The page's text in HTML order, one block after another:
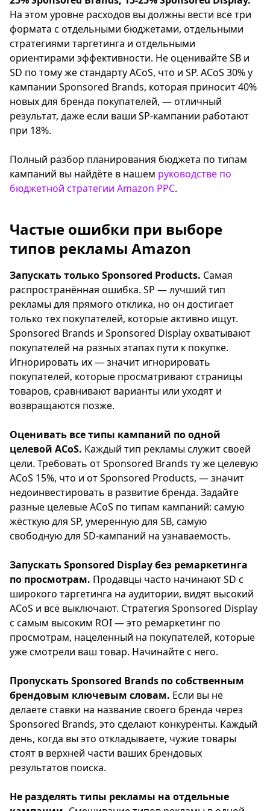
На этом уровне расходов вы должны вести все три
формата с отдельными бюджетами, отдельными
стратегиями таргетинга и отдельными
ориентирами эффективности. Не оценивайте SB и
SD по тому же стандарту ACoS, что и SP. ACoS 30% у
кампании Sponsored Brands, которая приносит 40%
новых для бренда покупателей, — отличный
результат, даже если ваши SP-кампании работают
при 18%.
Полный разбор планирования бюджета по типам
кампаний вы найдёте в нашем руководстве по
бюджетной стратегии Amazon PPC.
Частые ошибки при выборе
типов рекламы Amazon
Запускать только Sponsored Products. Самая
распространённая ошибка. SP — лучший тип
рекламы для прямого отклика, но он достигает
только тех покупателей, которые активно ищут.
Sponsored Brands и Sponsored Display охватывают
покупателей на разных этапах пути к покупке.
Игнорировать их — значит игнорировать
покупателей, которые просматривают страницы
товаров, сравнивают варианты или уходят и
возвращаются позже.
Оценивать все типы кампаний по одной
целевой ACoS. Каждый тип рекламы служит своей
цели. Требовать от Sponsored Brands ту же целевую
ACoS 15%, что и от Sponsored Products, — значит
недоинвестировать в развитие бренда. Задайте
разные целевые ACoS по типам кампаний: самую
жёсткую для SP, умеренную для SB, самую
свободную для SD-кампаний на узнаваемость.
Запускать Sponsored Display без ремаркетинга
по просмотрам. Продавцы часто начинают SD с
широкого таргетинга на аудитории, видят высокий
ACoS и всё выключают. Стратегия Sponsored Display
с самым высоким ROI — это ремаркетинг по
просмотрам, нацеленный на покупателей, которые
уже смотрели ваш товар. Начинайте с него.
Пропускать Sponsored Brands по собственным
брендовым ключевым словам. Если вы не
делаете ставки на название своего бренда через
Sponsored Brands, это сделают конкуренты. Каждый
день, когда вы это откладываете, чужие товары
стоят в верхней части ваших брендовых
результатов поиска.
Не разделять типы рекламы на отдельные